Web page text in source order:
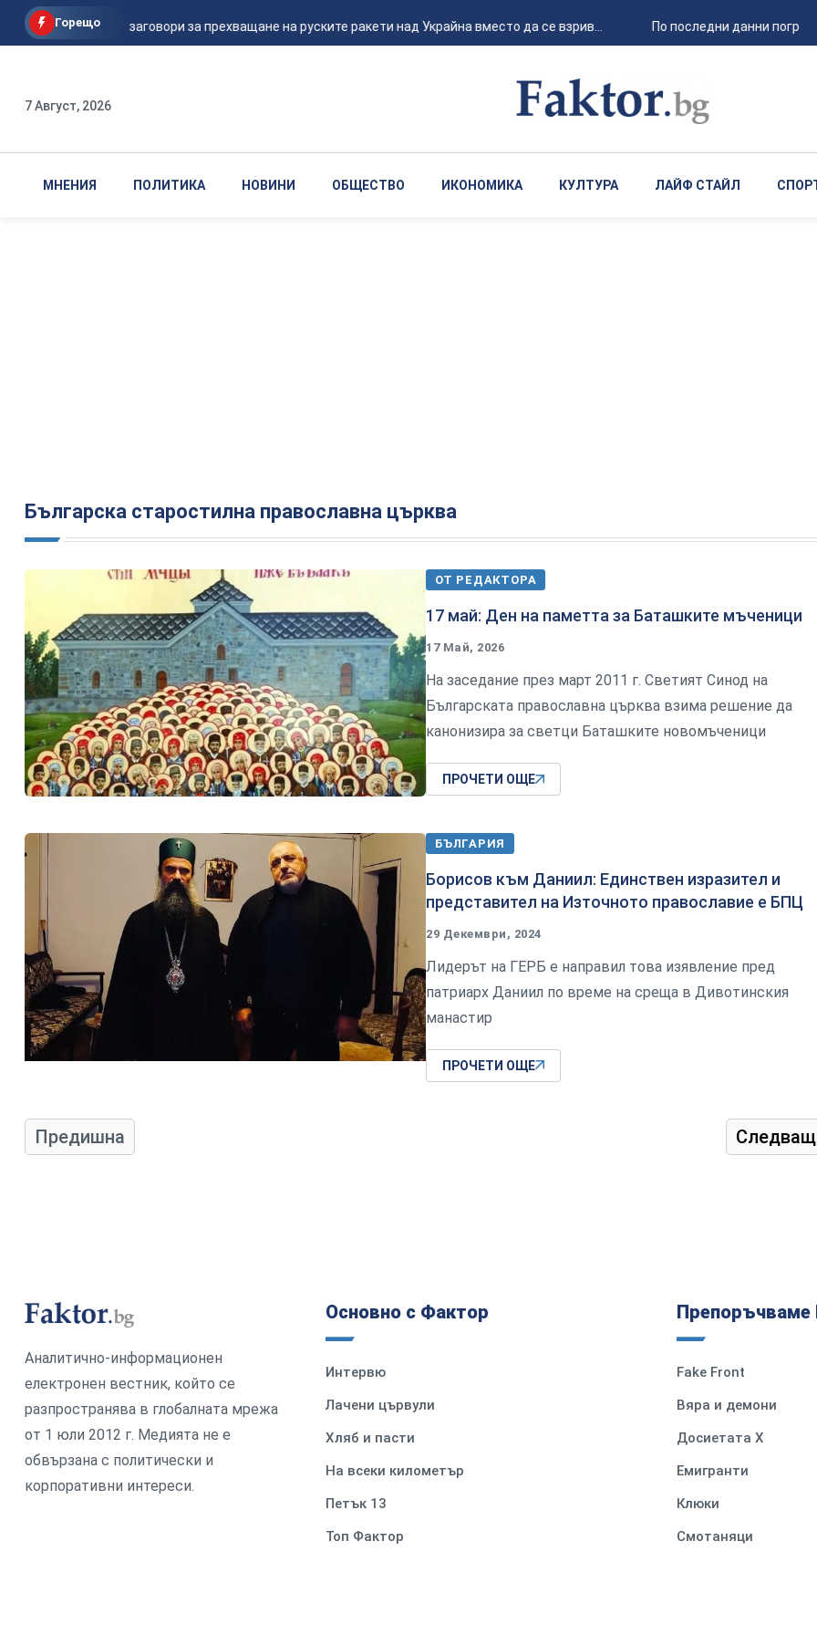
Горещо
Шикорски заговори за прехващане на руските ракети над Украйна вместо да се взрив... По последни данни
7 Август, 2026
МНЕНИЯ ПОЛИТИКА НОВИНИ ОБЩЕСТВО ИКОНОМИКА КУЛТУРА ЛАЙФ СТАЙЛ
Българска старостилна православна църква
ОТ РЕДАКТОРА
17 май: Ден на паметта за Баташките мъченици
17 Май, 2026
На заседание през март 2011 г. Светият Синод на
Българската православна църква взима решение да
канонизира за светци Баташките новомъченици
ПРОЧЕТИ ОЩЕ
БЪЛГАРИЯ
Борисов към Даниил: Единствен изразител и
представител на Източното православие е БПЦ
29 Декември, 2024
Лидерът на ГЕРБ е направил това изявление пред
патриарх Даниил по време на среща в Дивотинския
манастир
ПРОЧЕТИ ОЩЕ
Предишна
Аналитично-информационен
електронен вестник, който се
разпространява в глобалната мрежа
от 1 юли 2012 г. Медията не е
обвързана с политически и
корпоративни интереси.
Основно с Фактор
Интервю
Лачени цървули
Хляб и пасти
На всеки километър
Петък 13
Топ Фактор
Препоръчваме
Fake Front
Вяра и демони
Досиетата Х
Емигранти
Клюки
Смотаняци